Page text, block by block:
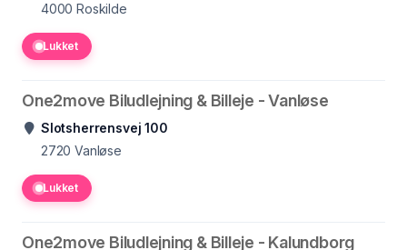
4000 Roskilde
Lukket
One2move Biludlejning & Billeje - Vanløse
Slotsherrensvej 100
2720 Vanløse
Lukket
One2move Biludlejning & Billeje - Kalundborg